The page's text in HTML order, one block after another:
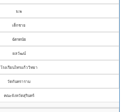
ม.๒
เด็กชาย
ฉัตรดนัย
ผลวัฒน์
โรงเรียนไทรแก้ววิทยา
วัดกันทราราม
คณะจังหวัดสุรินทร์